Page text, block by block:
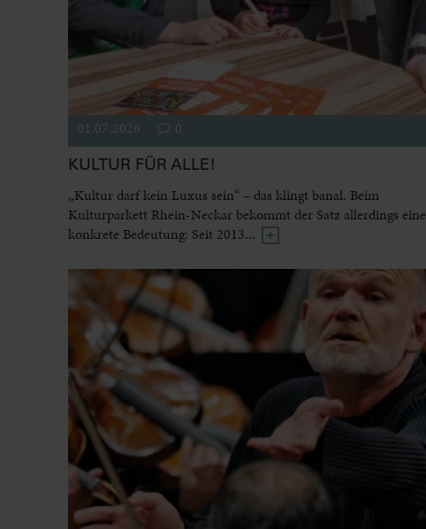
01.07.2026 0
KULTUR FÜR ALLE!
„Kultur darf kein Luxus sein“ – das klingt banal. Beim
Kulturparkett Rhein-Neckar bekommt der Satz allerdings eine
konkrete Bedeutung: Seit 2013...